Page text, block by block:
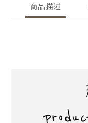
商品描述